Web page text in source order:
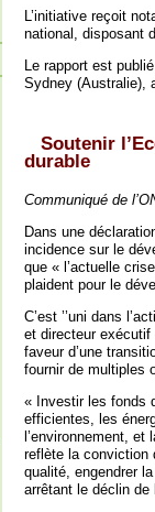
L’initiative reçoit
national, disposant
Le rapport est
Sydney (Australie),
Soutenir
durable
Communiqué de
Dans une
incidence sur le
que « l’actuelle
plaident pour le
C’est ’’uni dans
et directeur exécutif
faveur d’une
fournir de multiples
« Investir les fonds
efficientes, les
l’environnement,
reflète la conviction
qualité, engendrer
arrêtant le déclin